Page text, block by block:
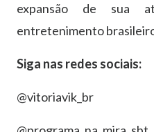
expansão de sua
entretenimento
Siga nas redes sociais:
@vitoriavik_br